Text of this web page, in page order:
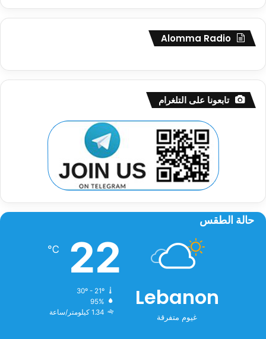
Alomma Radio
تابعونا على التلغرام
حالة الطقس
Lebanon
غيوم متفرقة
22
℃
30º - 21º
95%
1.34 كيلومتر/ساعة